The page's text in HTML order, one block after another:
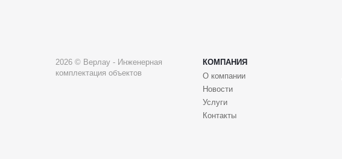
2026 © Верлау - Инженерная
комплектация объектов
КОМПАНИЯ
О компании
Новости
Услуги
Контакты